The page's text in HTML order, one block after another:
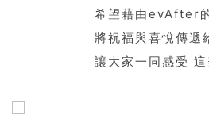
希望藉由evAfter
將祝福與喜悅傳遞
讓大家一同感受